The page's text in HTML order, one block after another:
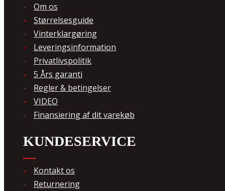
Om os
Størrelsesguide
Vinterklargøring
Leveringsinformation
Privatlivspolitik
5 Års garanti
Regler & betingelser
VIDEO
Finansiering af dit varekøb
KUNDESERVICE
Kontakt os
Returnering